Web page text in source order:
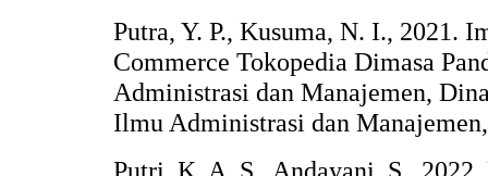
Putra, Y. P., Kusuma, N. I., 2021.
Commerce Tokopedia Dimasa
Administrasi dan Manajemen,
Ilmu Administrasi dan